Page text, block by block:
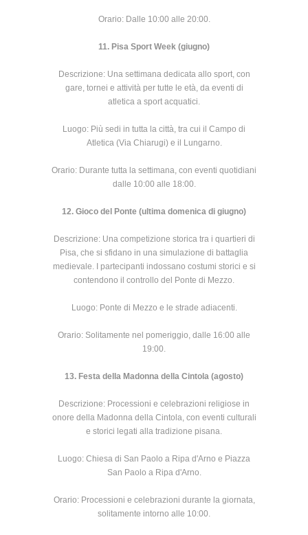
Orario: Dalle 10:00 alle 20:00.
11. Pisa Sport Week (giugno)
Descrizione: Una settimana dedicata allo sport, con
gare, tornei e attività per tutte le età, da eventi di
atletica a sport acquatici.
Luogo: Più sedi in tutta la città, tra cui il Campo di
Atletica (Via Chiarugi) e il Lungarno.
Orario: Durante tutta la settimana, con eventi quotidiani
dalle 10:00 alle 18:00.
12. Gioco del Ponte (ultima domenica di giugno)
Descrizione: Una competizione storica tra i quartieri di
Pisa, che si sfidano in una simulazione di battaglia
medievale. I partecipanti indossano costumi storici e si
contendono il controllo del Ponte di Mezzo.
Luogo: Ponte di Mezzo e le strade adiacenti.
Orario: Solitamente nel pomeriggio, dalle 16:00 alle
19:00.
13. Festa della Madonna della Cintola (agosto)
Descrizione: Processioni e celebrazioni religiose in
onore della Madonna della Cintola, con eventi culturali
e storici legati alla tradizione pisana.
Luogo: Chiesa di San Paolo a Ripa d'Arno e Piazza
San Paolo a Ripa d'Arno.
Orario: Processioni e celebrazioni durante la giornata,
solitamente intorno alle 10:00.